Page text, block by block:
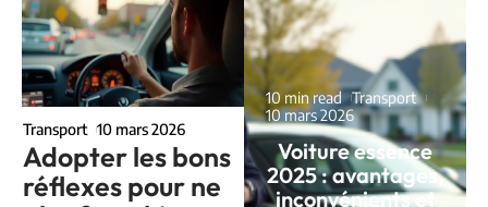
Transport 10 mars 2026
Adopter les bons
réflexes pour ne
10 min read Transport
10 mars 2026
Voiture essence
2025 : avantages,
inconvénients et